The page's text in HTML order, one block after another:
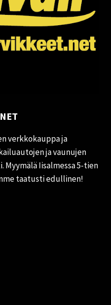
verkkokauppa ja
ja vaunujen
Iisalmessa 5-tien
taatusti edullinen!